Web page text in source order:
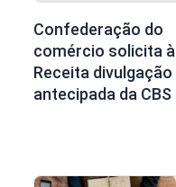
Confederação do
comércio solicita à
Receita divulgação
antecipada da CBS